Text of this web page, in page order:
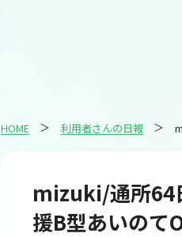
HOME 利用者さんの日報
mizuki/通所64
援B型あいのて